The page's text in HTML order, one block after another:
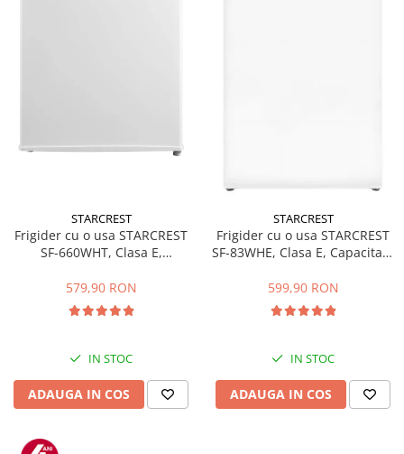
STARCREST
Frigider cu o usa STARCREST
SF-660WHT, Clasa E,
579,90 RON
IN STOC
ADAUGA IN COS
STARCREST
Frigider cu o usa STARCREST
SF-83WHE, Clasa E, Capacitate
Compartiment gheata, H 85
cm, Alb
599,90 RON
IN STOC
ADAUGA IN COS